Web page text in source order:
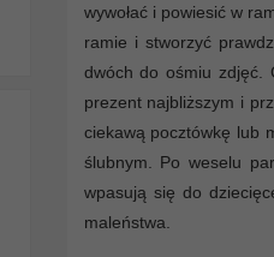
wywołać i powiesić w
ramie i stworzyć
dwóch do ośmiu zdjęć.
prezent najbliższym i
ciekawą pocztówkę lub
ślubnym. Po weselu
wpasują się do
maleństwa.